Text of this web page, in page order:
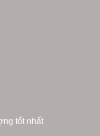
tốt nhất